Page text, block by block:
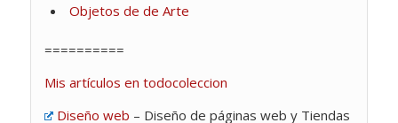
Objetos de de Arte
==========
Mis artículos en todocoleccion
Diseño web – Diseño de páginas web y Tiendas